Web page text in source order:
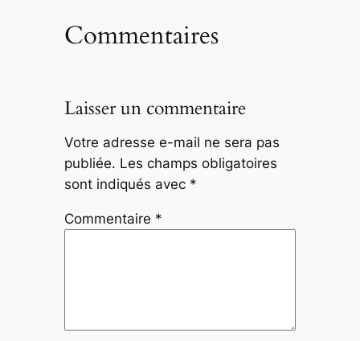
Commentaires
Laisser un commentaire
Votre adresse e-mail ne sera pas
publiée. Les champs obligatoires
sont indiqués avec *
Commentaire *